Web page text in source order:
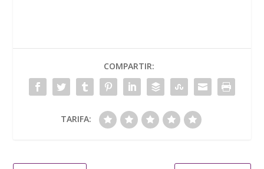
COMPARTIR:
TARIFA: